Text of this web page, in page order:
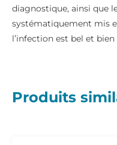
diagnostique, ainsi que
systématiquement mis
l’infection est bel et
Produits